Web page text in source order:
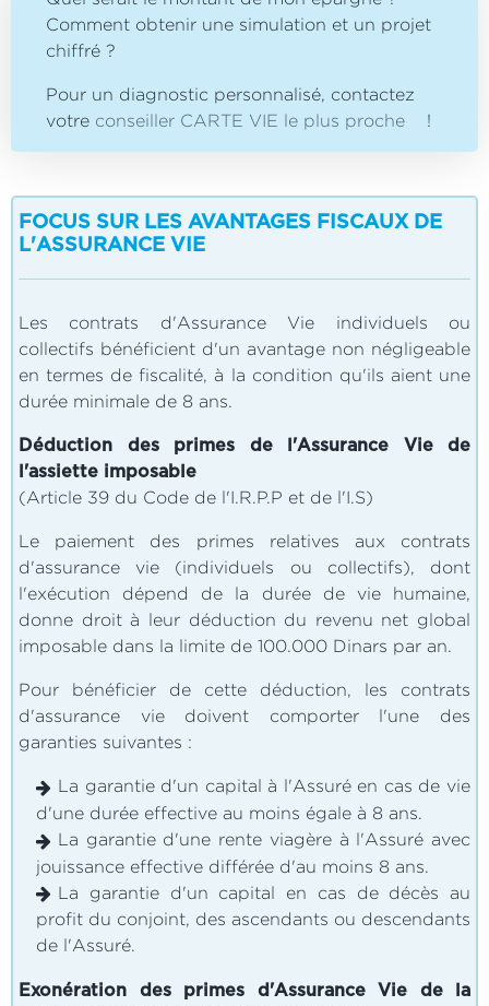
Comment obtenir une simulation et un projet
chiffré ?
Pour un diagnostic personnalisé, contactez
votre conseiller CARTE VIE le plus proche !
FOCUS SUR LES AVANTAGES FISCAUX DE
L'ASSURANCE VIE
Les contrats d'Assurance Vie individuels ou
collectifs bénéficient d'un avantage non négligeable
en termes de fiscalité, à la condition qu'ils aient une
durée minimale de 8 ans.
Déduction des primes de l'Assurance Vie de
l'assiette imposable
(Article 39 du Code de l'I.R.P.P et de l'I.S)
Le paiement des primes relatives aux contrats
d'assurance vie (individuels ou collectifs), dont
l'exécution dépend de la durée de vie humaine,
donne droit à leur déduction du revenu net global
imposable dans la limite de 100.000 Dinars par an.
Pour bénéficier de cette déduction, les contrats
d'assurance vie doivent comporter l'une des
garanties suivantes :
La garantie d'un capital à l'Assuré en cas de vie
d'une durée effective au moins égale à 8 ans.
La garantie d'une rente viagère à l'Assuré avec
jouissance effective différée d'au moins 8 ans.
La garantie d'un capital en cas de décès au
profit du conjoint, des ascendants ou descendants
de l'Assuré.
Exonération des primes d'Assurance Vie de la